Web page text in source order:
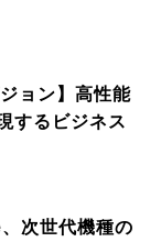
ョン】高性能
するビジネス
次世代機種の